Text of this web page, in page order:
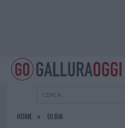
HOME OLBIA